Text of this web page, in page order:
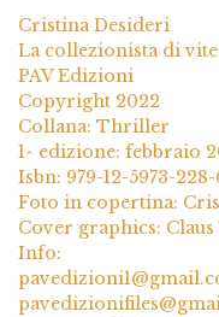
Cristina Desideri
La collezionista di vite
PAV Edizioni
Copyright 2022
Collana: Thriller
1^ edizione: febbraio
Isbn: 979-12-5973-228-
Foto in copertina:
Cover graphics:
Info: